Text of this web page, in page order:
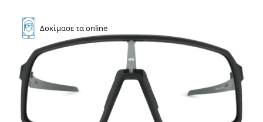
Δοκίμασετα online